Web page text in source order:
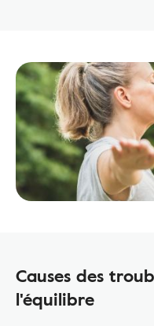
Causes des
l'équilibre